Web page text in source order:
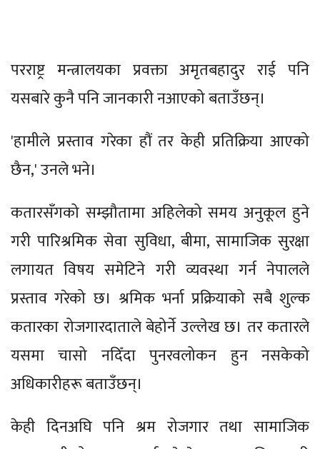
परराष्ट्र मन्त्रालयका प्रवक्ता अमृतबहादुर राई पनि
यसबारे कुनै पनि जानकारी नआएको बताउँछन्।
'हामीले प्रस्ताव गरेका हौं तर केही प्रतिक्रिया आएको
छैन,' उनले भने।
कतारसँगको सम्झौतामा अहिलेको समय अनुकूल हुने
गरी पारिश्रमिक सेवा सुविधा, बीमा, सामाजिक सुरक्षा
लगायत विषय समेटिने गरी व्यवस्था गर्न नेपालले
प्रस्ताव गरेको छ। श्रमिक भर्ना प्रक्रियाको सबै शुल्क
कतारका रोजगारदाताले बेहोर्ने उल्लेख छ। तर कतारले
यसमा चासो नदिँदा पुनरवलोकन हुन नसकेको
अधिकारीहरू बताउँछन्।
केही दिनअघि पनि श्रम रोजगार तथा सामाजिक